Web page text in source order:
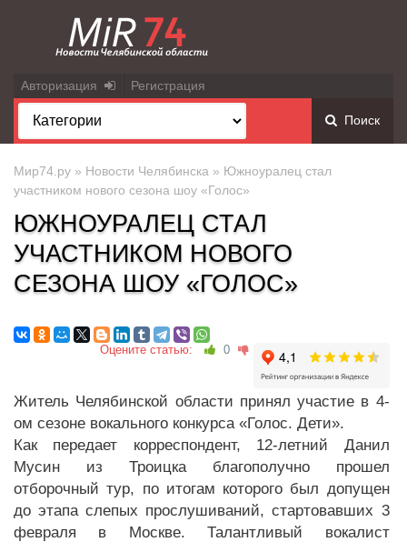
Авторизация Регистрация
Поиск
Мир74.ру » Новости Челябинска » Южноуралец стал
участником нового сезона шоу «Голос»
ЮЖНОУРАЛЕЦ СТАЛ
УЧАСТНИКОМ НОВОГО
СЕЗОНА ШОУ «ГОЛОС»
Оцените статью: 0
Житель Челябинской области принял участие в 4-
ом сезоне вокального конкурса «Голос. Дети».
Как передает корреспондент, 12-летний Данил
Мусин из Троицка благополучно прошел
отборочный тур, по итогам которого был допущен
до этапа слепых прослушиваний, стартовавших 3
февраля в Москве. Талантливый вокалист